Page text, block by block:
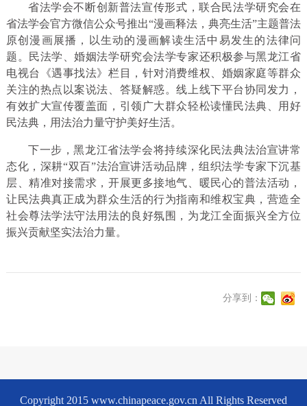
省法学会不断创新普法宣传形式，联合民法学研究会在
省法学会官方微信公众号推出“漫画释法，典亮生活”主题普法
原创漫画展播，以生动的漫画解读生活中易发生的法律问
题。民法学、婚姻法学研究会法学专家还积极参与黑龙江省
电视台《遇事找法》栏目，针对消费维权、婚姻家庭等群众
关注的热点以案说法、答疑解惑。线上线下平台协同发力，
有效扩大宣传覆盖面，引领广大群众轻松读懂民法典、用好
民法典，用法治力量守护美好生活。
下一步，黑龙江省法学会将持续深化民法典法治宣讲常
态化，深耕“双百”法治宣讲活动品牌，组织法学专家下沉基
层、精准对接需求，开展更多接地气、暖民心的普法活动，
让民法典真正成为群众生活的行为指南和维权宝典，营造全
社会尊法学法守法用法的良好氛围，为龙江全面振兴全方位
振兴贡献坚实法治力量。
分享到：
Copyright 2015 www.chinapeace.gov.cn All Rights Reserved